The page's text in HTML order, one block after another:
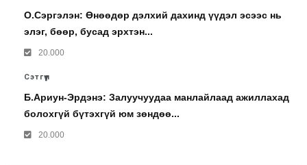
О.Сэргэлэн: Өнөөдөр дэлхий дахинд үүдэл эсээс нь
элэг, бөөр, бусад эрхтэн...
20.000
Сэтгүүл
Б.Ариун-Эрдэнэ: Залуучуудаа манлайлаад ажиллахад
болохгүй бүтэхгүй юм зөндөө...
20.000